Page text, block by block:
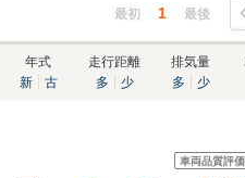
最初 1 最後
年式
新
古
走行距離
多
少
排気量
多
少
車両品質評